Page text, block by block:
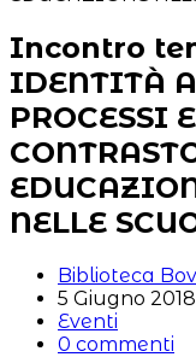
Incontro
IDENTITÀ
PROCESSI
NELLE
Autore
dell'articolo:
Biblioteca
Articolo
pubblicato:
5 Giugno 2018
Categoria
dell'articolo:
Eventi
Commenti
0 commenti